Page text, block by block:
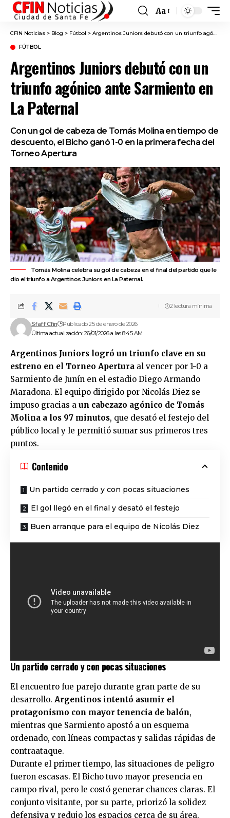
Font
Resizer
Aa
CFIN Noticias > Blog > Fútbol > Argentinos Juniors debutó con un triunfo agónico ante Sarmiento en La Paternal
FÚTBOL
Argentinos Juniors debutó con un
triunfo agónico ante Sarmiento en
La Paternal
Con un gol de cabeza de Tomás Molina en tiempo de
descuento, el Bicho ganó 1-0 en la primera fecha del
Torneo Apertura
Tomás Molina celebra su gol de cabeza en el final del partido que le
dio el triunfo a Argentinos Juniors en La Paternal.
Última actualización: 26/01/2026 a las 8:45 AM
Sfaff Cfin Publicado 25 de enero de 2026
2 lectura mínima
Argentinos Juniors logró un triunfo clave en su
estreno en el Torneo Apertura al vencer por 1-0 a
Sarmiento de Junín en el estadio Diego Armando
Maradona. El equipo dirigido por Nicolás Diez se
impuso gracias a un cabezazo agónico de Tomás
Molina a los 97 minutos, que desató el festejo del
público local y le permitió sumar sus primeros tres
puntos.
Contenido
Un partido cerrado y con pocas situaciones
El gol llegó en el final y desató el festejo
Buen arranque para el equipo de Nicolás Diez
Un partido cerrado y con pocas situaciones
El encuentro fue parejo durante gran parte de su
desarrollo. Argentinos intentó asumir el
protagonismo con mayor tenencia de balón,
mientras que Sarmiento apostó a un esquema
ordenado, con líneas compactas y salidas rápidas de
contraataque.
Durante el primer tiempo, las situaciones de peligro
fueron escasas. El Bicho tuvo mayor presencia en
campo rival, pero le costó generar chances claras. El
conjunto visitante, por su parte, priorizó la solidez
defensiva y redujo los espacios cerca de su área.